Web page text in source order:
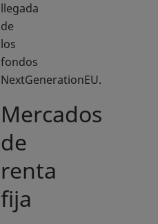
llegada
de
los
fondos
NextGenerationEU.
Mercados
de
renta
fija